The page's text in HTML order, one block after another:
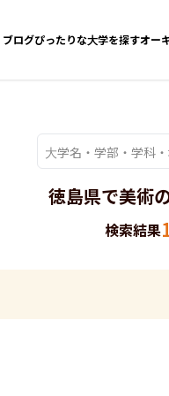
ブログぴったりな大学を探すオー
徳島県で美術
検索結果